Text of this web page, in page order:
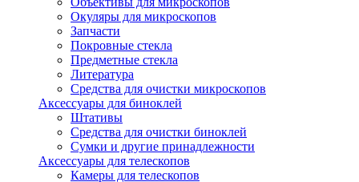
Окуляры для микроскопов
Запчасти
Покровные стекла
Предметные стекла
Литература
Средства для очистки микроскопов
Аксессуары для биноклей
Штативы
Средства для очистки биноклей
Сумки и другие принадлежности
Аксессуары для телескопов
Камеры для телескопов